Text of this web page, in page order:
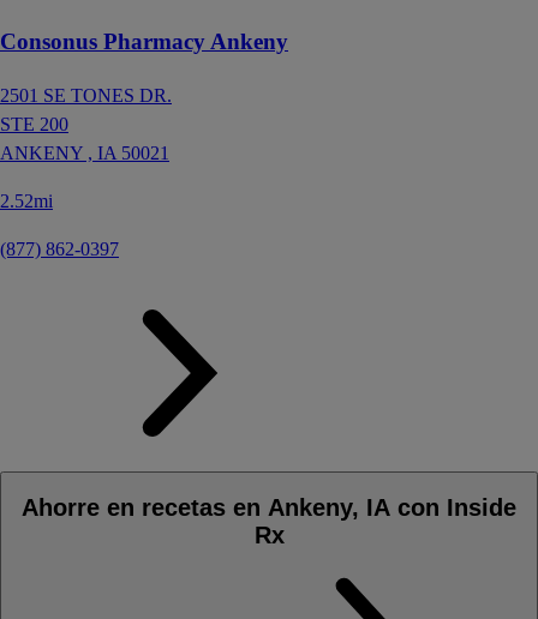
Consonus Pharmacy Ankeny
2501 SE TONES DR.
STE 200
ANKENY , IA 50021
2.52mi
(877) 862-0397
Ahorre en recetas en Ankeny, IA con Inside
Rx